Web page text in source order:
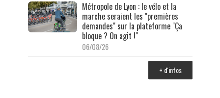
Métropole de Lyon : le vélo et la
marche seraient les "premières
demandes" sur la plateforme "Ça
bloque ? On agit !"
06/08/26
+ d'infos